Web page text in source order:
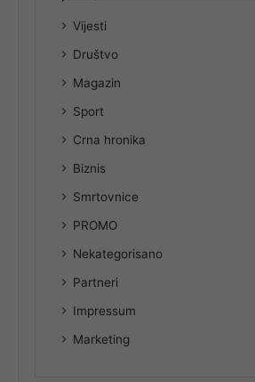
Vijesti
Društvo
Magazin
Sport
Crna hronika
Biznis
Smrtovnice
PROMO
Nekategorisano
Partneri
Impressum
Marketing